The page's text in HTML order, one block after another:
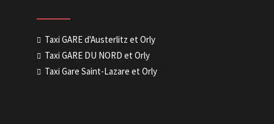
Taxi GARE d'Austerlitz et Orly
Taxi GARE DU NORD et Orly
Taxi Gare Saint-Lazare et Orly